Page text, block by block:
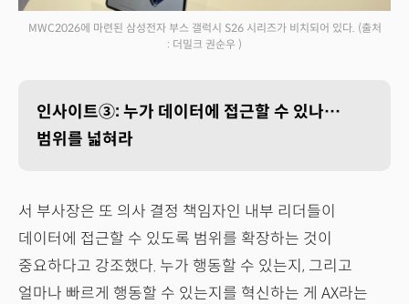
MWC2026에 마련된 삼성전자 부스 갤럭시 S26 시리즈가 비치되어 있다. (출처
: 더밀크 권순우 )
인사이트③: 누가 데이터에 접근할 수 있나…
범위를 넓혀라
서 부사장은 또 의사 결정 책임자인 내부 리더들이
데이터에 접근할 수 있도록 범위를 확장하는 것이
중요하다고 강조했다. 누가 행동할 수 있는지, 그리고
얼마나 빠르게 행동할 수 있는지를 혁신하는 게 AX라는